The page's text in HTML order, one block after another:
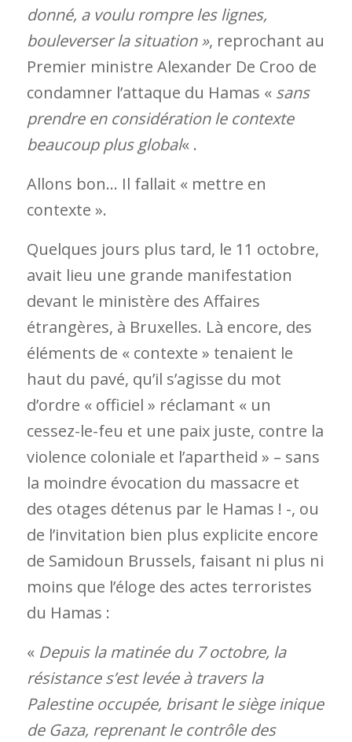
donné, a voulu rompre les lignes,
bouleverser la situation », reprochant au
Premier ministre Alexander De Croo de
condamner l’attaque du Hamas « sans
prendre en considération le contexte
beaucoup plus global« .
Allons bon… Il fallait « mettre en
contexte ».
Quelques jours plus tard, le 11 octobre,
avait lieu une grande manifestation
devant le ministère des Affaires
étrangères, à Bruxelles. Là encore, des
éléments de « contexte » tenaient le
haut du pavé, qu’il s’agisse du mot
d’ordre « officiel » réclamant « un
cessez-le-feu et une paix juste, contre la
violence coloniale et l’apartheid » – sans
la moindre évocation du massacre et
des otages détenus par le Hamas ! -, ou
de l’invitation bien plus explicite encore
de Samidoun Brussels, faisant ni plus ni
moins que l’éloge des actes terroristes
du Hamas :
« Depuis la matinée du 7 octobre, la
résistance s’est levée à travers la
Palestine occupée, brisant le siège inique
de Gaza, reprenant le contrôle des